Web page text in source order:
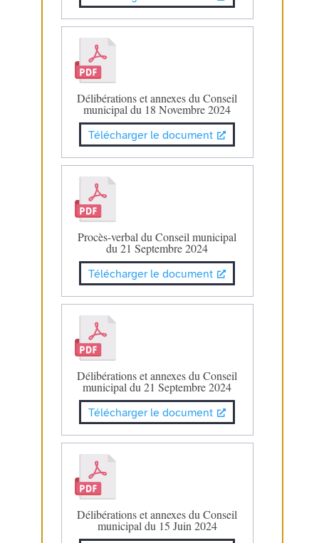
Délibérations et annexes du Conseil
municipal du 18 Novembre 2024
Télécharger le document
Procès-verbal du Conseil municipal
du 21 Septembre 2024
Télécharger le document
Délibérations et annexes du Conseil
municipal du 21 Septembre 2024
Télécharger le document
Délibérations et annexes du Conseil
municipal du 15 Juin 2024